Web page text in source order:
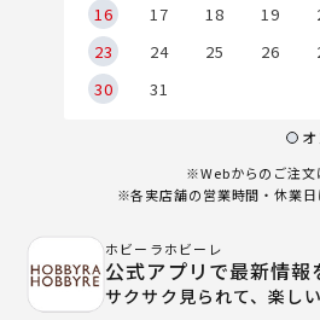
16
17 18 19
23
24 25 26
30
31
※Webからのご注文
※各実店舗の営業時間・休業日
ホビーラホビーレ
公式アプリで最新情報
サクサク見られて、楽し